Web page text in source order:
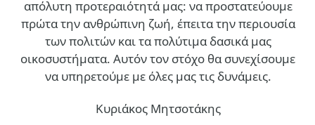
απόλυτη προτεραιότητά μας: να προστατεύουμε
πρώτα την ανθρώπινη ζωή, έπειτα την περιουσία
των πολιτών και τα πολύτιμα δασικά μας
οικοσυστήματα. Αυτόν τον στόχο θα συνεχίσουμε
να υπηρετούμε με όλες μας τις δυνάμεις.
Κυριάκος Μητσοτάκης